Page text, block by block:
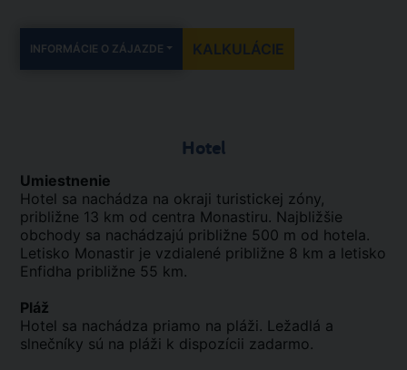
INFORMÁCIE O ZÁJAZDE KALKULÁCIE
Hotel
Umiestnenie
Hotel sa nachádza na okraji turistickej zóny,
približne 13 km od centra Monastiru. Najbližšie
obchody sa nachádzajú približne 500 m od hotela.
Letisko Monastir je vzdialené približne 8 km a letisko
Enfidha približne 55 km.
Pláž
Hotel sa nachádza priamo na pláži. Ležadlá a
slnečníky sú na pláži k dispozícii zadarmo.